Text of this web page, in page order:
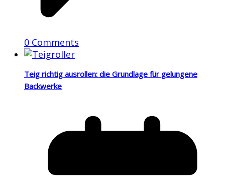
0 Comments
Teig richtig ausrollen: die Grundlage für gelungene
Backwerke